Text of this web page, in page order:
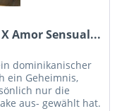
Amor Sensual...
dominikanischer
ein Geheimnis,
nur die
aus- gewählt hat.